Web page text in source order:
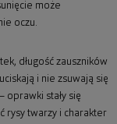
może
oczu.
długość zauszników
i nie zsuwają się
oprawki stały się
rysy twarzy i charakter